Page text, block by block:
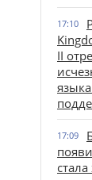
17:10
II
17:09